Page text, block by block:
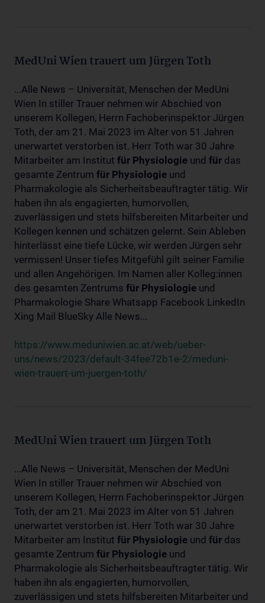
MedUni Wien trauert um Jürgen Toth
...Alle News – Universität, Menschen der MedUni
Wien In stiller Trauer nehmen wir Abschied von
unserem Kollegen, Herrn Fachoberinspektor Jürgen
Toth, der am 21. Mai 2023 im Alter von 51 Jahren
unerwartet verstorben ist. Herr Toth war 30 Jahre
Mitarbeiter am Institut für Physiologie und für das
gesamte Zentrum für Physiologie und
Pharmakologie als Sicherheitsbeauftragter tätig. Wir
haben ihn als engagierten, humorvollen,
zuverlässigen und stets hilfsbereiten Mitarbeiter und
Kollegen kennen und schätzen gelernt. Sein Ableben
hinterlässt eine tiefe Lücke, wir werden Jürgen sehr
vermissen! Unser tiefes Mitgefühl gilt seiner Familie
und allen Angehörigen. Im Namen aller Kolleg:innen
des gesamten Zentrums für Physiologie und
Pharmakologie Share Whatsapp Facebook LinkedIn
Xing Mail BlueSky Alle News...
https://www.meduniwien.ac.at/web/ueber-
uns/news/2023/default-34fee72b1e-2/meduni-
wien-trauert-um-juergen-toth/
MedUni Wien trauert um Jürgen Toth
...Alle News – Universität, Menschen der MedUni
Wien In stiller Trauer nehmen wir Abschied von
unserem Kollegen, Herrn Fachoberinspektor Jürgen
Toth, der am 21. Mai 2023 im Alter von 51 Jahren
unerwartet verstorben ist. Herr Toth war 30 Jahre
Mitarbeiter am Institut für Physiologie und für das
gesamte Zentrum für Physiologie und
Pharmakologie als Sicherheitsbeauftragter tätig. Wir
haben ihn als engagierten, humorvollen,
zuverlässigen und stets hilfsbereiten Mitarbeiter und